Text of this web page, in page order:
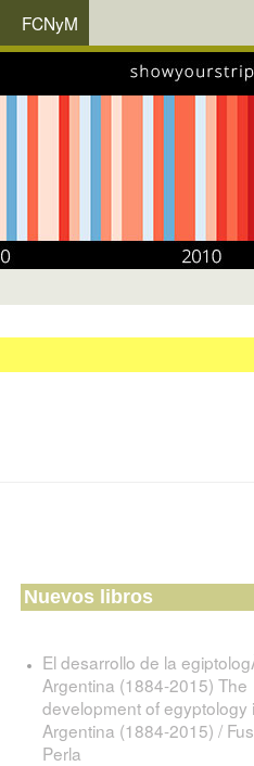
FCNyM
Nuevos libros
El desarrollo de la
Argentina (1884-2015) The
development of egyptology
Argentina (1884-2015) /
Perla